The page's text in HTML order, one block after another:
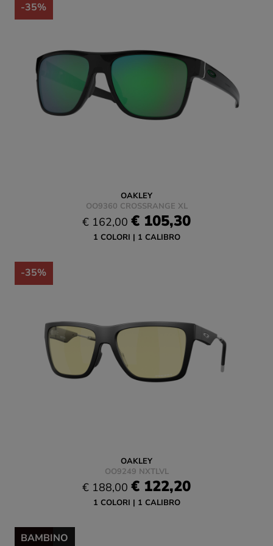
-35%
OAKLEY
OO9360 CROSSRANGE XL
€ 162,00 € 105,30
1 COLORI 1 CALIBRO
-35%
OAKLEY
OO9249 NXTLVL
€ 188,00 € 122,20
1 COLORI 1 CALIBRO
-35%
BAMBINO